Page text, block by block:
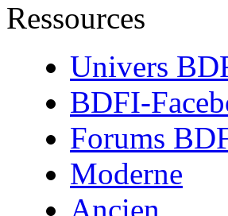
Ressources
Univers
BDFI-
Forums
Moderne